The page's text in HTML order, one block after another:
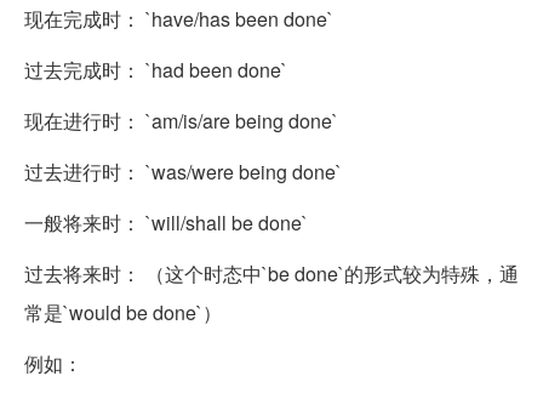
现在完成时： `have/has been done`
过去完成时： `had been done`
现在进行时： `am/is/are being done`
过去进行时： `was/were being done`
一般将来时： `will/shall be done`
过去将来时： （这个时态中`be done`的形式较为特殊，通
常是`would be done`）
例如：